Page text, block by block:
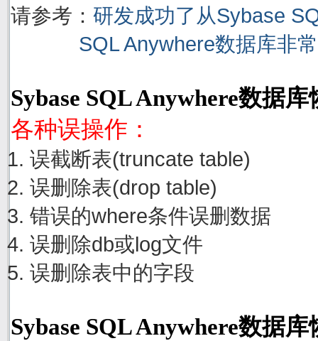
请参考： 研发成功了从Sybase
SQL Anywhere数据库非
Sybase SQL Anywhere数据
各种误操作：
误截断表(truncate table)
误删除表(drop table)
错误的where条件误删数据
误删除db或log文件
误删除表中的字段
Sybase SQL Anywhere数据